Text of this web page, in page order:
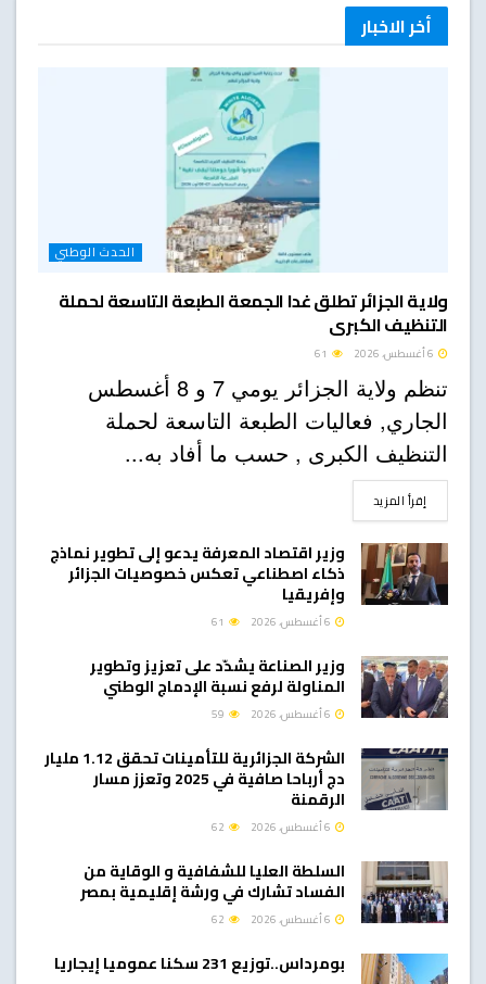
أخر الاخبار
الحدث الوطني
ولاية الجزائر تطلق غدا الجمعة الطبعة التاسعة لحملة
التنظيف الكبرى
تنظم ولاية الجزائر يومي 7 و 8 أغسطس
الجاري, فعاليات الطبعة التاسعة لحملة
التنظيف الكبرى , حسب ما أفاد به...
إقرأ المزيدDETAILS
وزير اقتصاد المعرفة يدعو إلى تطوير نماذج
ذكاء اصطناعي تعكس خصوصيات الجزائر
وإفريقيا
وزير الصناعة يشدّد على تعزيز وتطوير
المناولة لرفع نسبة الإدماج الوطني
الشركة الجزائرية للتأمينات تحقق 1.12 مليار
دج أرباحا صافية في 2025 وتعزز مسار
الرقمنة
السلطة العليا للشفافية و الوقاية من
الفساد تشارك في ورشة إقليمية بمصر
بومرداس..توزيع 231 سكنا عموميا إيجاريا